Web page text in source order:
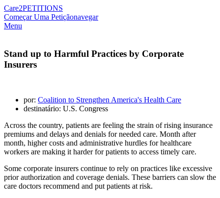
Care2PETITIONS
Começar Uma Petiçãonavegar
Menu
Stand up to Harmful Practices by Corporate
Insurers
por: Coalition to Strengthen America's Health Care
destinatário: U.S. Congress
Across the country, patients are feeling the strain of rising insurance
premiums and delays and denials for needed care. Month after
month, higher costs and administrative hurdles for healthcare
workers are making it harder for patients to access timely care.
Some corporate insurers continue to rely on practices like excessive
prior authorization and coverage denials. These barriers can slow the
care doctors recommend and put patients at risk.